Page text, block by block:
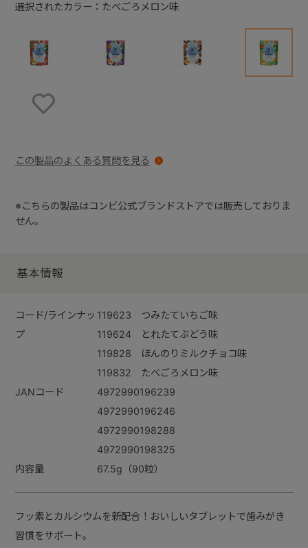
選択されたカラー：たべごろメロン味
この製品のよくある質問を見る
※こちらの製品はコンビ公式ブランドストアでは販売しておりま
せん。
基本情報
コード/ラインナッ
プ
119623 つみたていちご味
119624 とれたてぶどう味
119828 ほんのりミルクチョコ味
119832 たべごろメロン味
JANコード
4972990196239
4972990196246
4972990198288
4972990198325
内容量
67.5g（90粒）
フッ素とカルシウムを新配合！おいしいタブレットで歯みがき
習慣をサポート。